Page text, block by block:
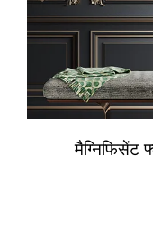
मैग्निफिसेंट